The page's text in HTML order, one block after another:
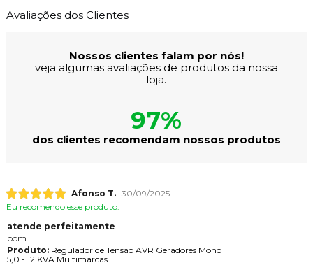
Avaliações dos Clientes
Nossos clientes falam por nós!
veja algumas avaliações de produtos da nossa
loja.
97%
dos clientes recomendam nossos produtos
Afonso T. 30/09/2025
Eu recomendo esse produto.
atende perfeitamente
bom
Produto:Regulador de Tensão AVR Geradores Mono
5,0 - 12 KVA Multimarcas